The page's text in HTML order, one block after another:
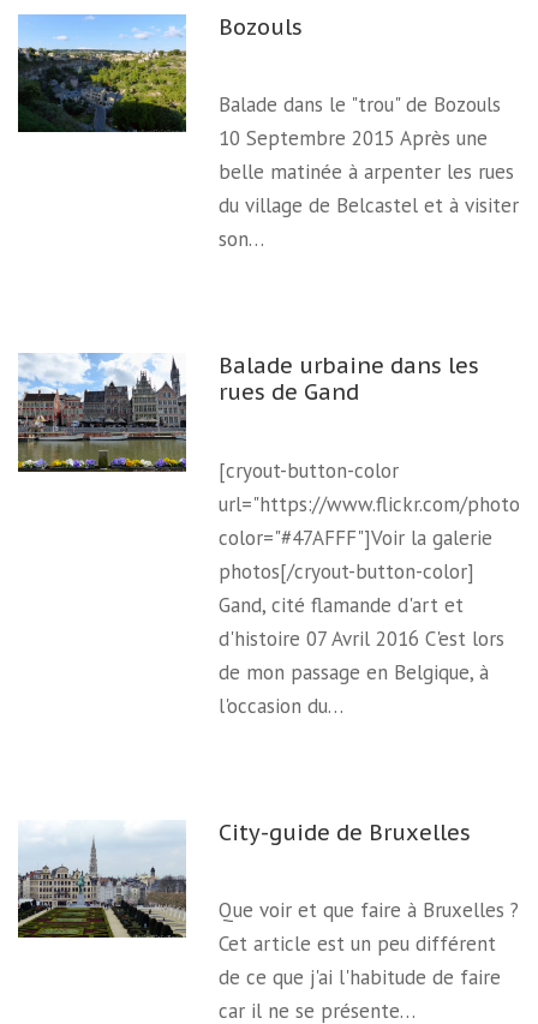
Bozouls
Balade dans le "trou" de Bozouls
10 Septembre 2015 Après une
belle matinée à arpenter les rues
du village de Belcastel et à visiter
son…
Balade urbaine dans les
rues de Gand
[cryout-button-color
url="https://www.flickr.com/
color="#47AFFF"]Voir la galerie
photos[/cryout-button-color]
Gand, cité flamande d'art et
d'histoire 07 Avril 2016 C'est lors
de mon passage en Belgique, à
l'occasion du…
City-guide de Bruxelles
Que voir et que faire à Bruxelles ?
Cet article est un peu différent
de ce que j'ai l'habitude de faire
car il ne se présente…